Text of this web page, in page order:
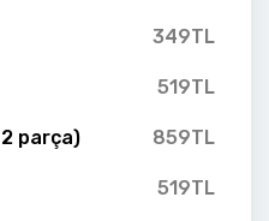
349TL
519TL
2 parça) 859TL
519TL